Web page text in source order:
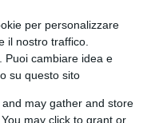
per personalizzare
il nostro traffico.
Puoi cambiare idea e
su questo sito
may gather and store
may click to grant or